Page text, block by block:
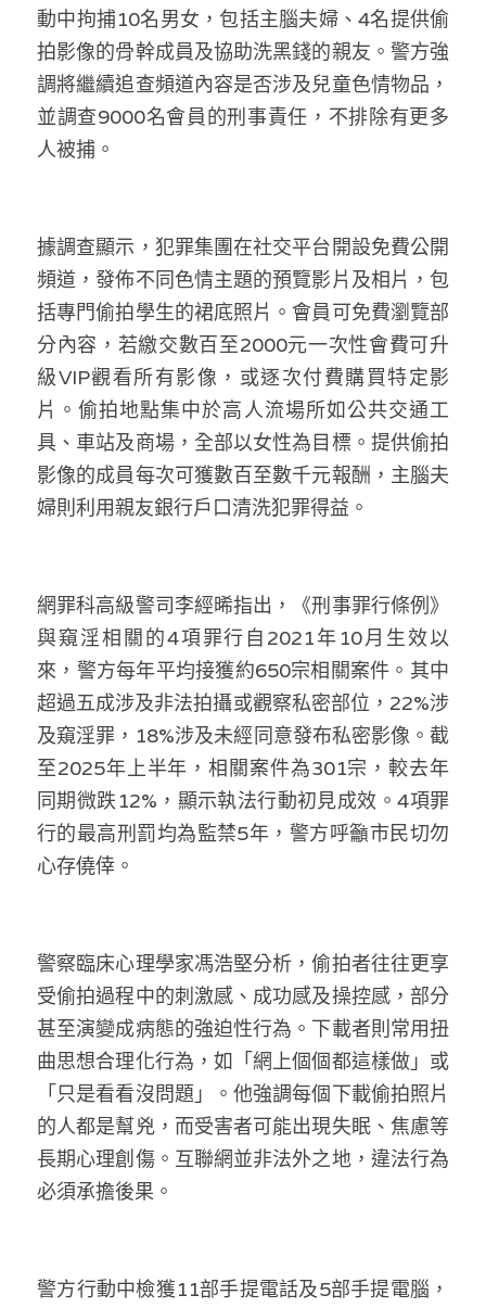
趙處機專欄
KOL 精選
大衛sir專欄
曾子晴 - 晴深直說
陳貴春大律師專欄
陳子遷律師專欄
羅浚軒專欄
溫志倫專欄
汪明欣專欄
張美雄專欄
香港科技專上書院｜專欄
動中拘捕10名男女，包括主腦夫婦、4名提供偷
拍影像的骨幹成員及協助洗黑錢的親友。警方強
調將繼續追查頻道內容是否涉及兒童色情物品，
並調查9000名會員的刑事責任，不排除有更多
人被捕。
據調查顯示，犯罪集團在社交平台開設免費公開
頻道，發佈不同色情主題的預覽影片及相片，包
括專門偷拍學生的裙底照片。會員可免費瀏覽部
分內容，若繳交數百至2000元一次性會費可升
級VIP觀看所有影像，或逐次付費購買特定影
片。偷拍地點集中於高人流場所如公共交通工
具、車站及商場，全部以女性為目標。提供偷拍
影像的成員每次可獲數百至數千元報酬，主腦夫
婦則利用親友銀行戶口清洗犯罪得益。
網罪科高級警司李經晞指出，《刑事罪行條例》
與窺淫相關的4項罪行自2021年10月生效以
來，警方每年平均接獲約650宗相關案件。其中
超過五成涉及非法拍攝或觀察私密部位，22%涉
及窺淫罪，18%涉及未經同意發布私密影像。截
至2025年上半年，相關案件為301宗，較去年
同期微跌12%，顯示執法行動初見成效。4項罪
行的最高刑罰均為監禁5年，警方呼籲市民切勿
心存僥倖。
警察臨床心理學家馮浩堅分析，偷拍者往往更享
受偷拍過程中的刺激感、成功感及操控感，部分
甚至演變成病態的強迫性行為。下載者則常用扭
曲思想合理化行為，如「網上個個都這樣做」或
「只是看看沒問題」。他強調每個下載偷拍照片
的人都是幫兇，而受害者可能出現失眠、焦慮等
長期心理創傷。互聯網並非法外之地，違法行為
必須承擔後果。
警方行動中檢獲11部手提電話及5部手提電腦，